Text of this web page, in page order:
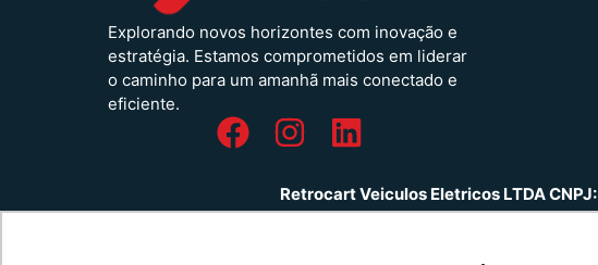
Explorando novos horizontes com inovação e
estratégia. Estamos comprometidos em liderar
o caminho para um amanhã mais conectado e
eficiente.
Retrocart Veiculos Eletricos LTDA